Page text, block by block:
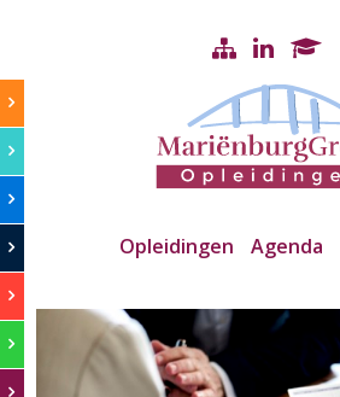
Opleidingen Agenda